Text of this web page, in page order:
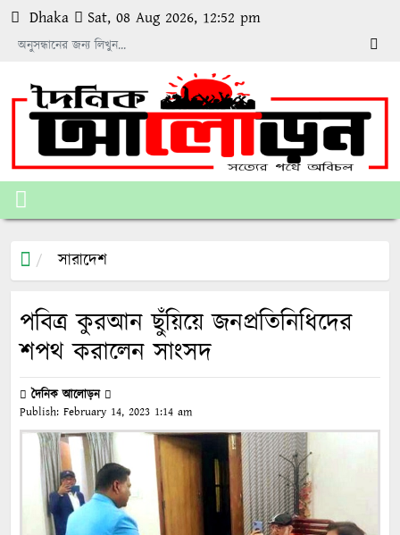
Dhaka Sat, 08 Aug 2026, 12:52 pm
সারাদেশ
পবিত্র কুরআন ছুঁয়িয়ে জনপ্রতিনিধিদের
শপথ করালেন সাংসদ
দৈনিক আলোড়ন
Publish: February 14, 2023 1:14 am